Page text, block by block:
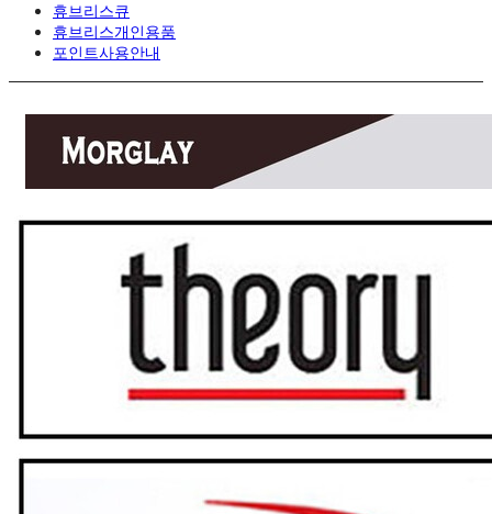
휴브리스큐
휴브리스개인용품
포인트사용안내